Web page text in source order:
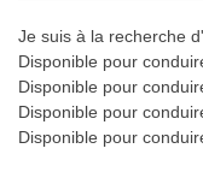
Je suis à la recherche
Disponible pour
Disponible pour
Disponible pour
Disponible pour